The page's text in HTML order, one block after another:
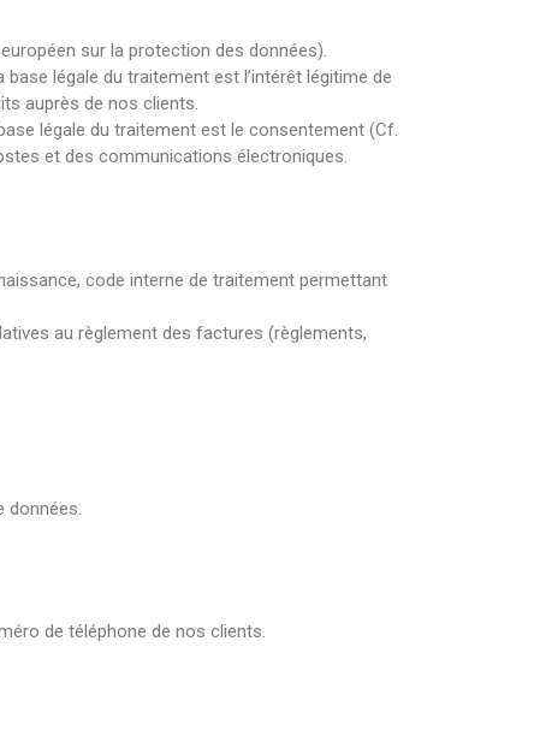
sur la protection des données).
légale du traitement est l’intérêt légitime de
auprès de nos clients.
légale du traitement est le consentement (Cf.
et des communications électroniques.
code interne de traitement permettant
au règlement des factures (règlements,
données.
de téléphone de nos clients.